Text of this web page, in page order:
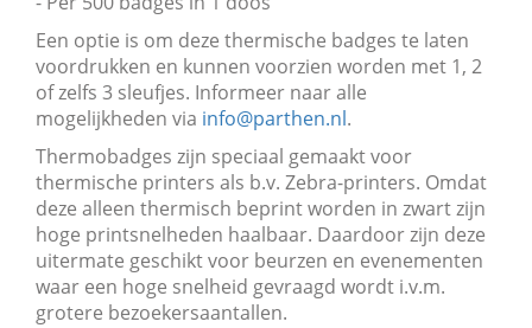
Een optie is om deze thermische badges te laten
voordrukken en kunnen voorzien worden met 1, 2
of zelfs 3 sleufjes. Informeer naar alle
mogelijkheden via info@parthen.nl.
Thermobadges zijn speciaal gemaakt voor
thermische printers als b.v. Zebra-printers. Omdat
deze alleen thermisch beprint worden in zwart zijn
hoge printsnelheden haalbaar. Daardoor zijn deze
uitermate geschikt voor beurzen en evenementen
waar een hoge snelheid gevraagd wordt i.v.m.
grotere bezoekersaantallen.